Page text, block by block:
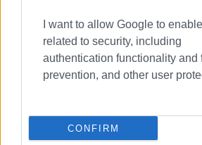
I want to allow Google to
related to security, including
authentication functionality and
prevention, and other user
CONFIRM
ΣΧΕΤΙΚA AΡΘΡΑ